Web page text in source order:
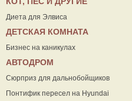
Диета для Элвиса
ДЕТСКАЯ КОМНАТА
Бизнес на каникулах
АВТОДРОМ
Сюрприз для дальнобойщиков
Понтифик пересел на Hyundai